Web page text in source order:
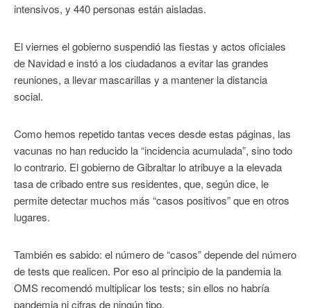
intensivos, y 440 personas están aisladas.
El viernes el gobierno suspendió las fiestas y actos oficiales
de Navidad e instó a los ciudadanos a evitar las grandes
reuniones, a llevar mascarillas y a mantener la distancia
social.
Como hemos repetido tantas veces desde estas páginas, las
vacunas no han reducido la “incidencia acumulada”, sino todo
lo contrario. El gobierno de Gibraltar lo atribuye a la elevada
tasa de cribado entre sus residentes, que, según dice, le
permite detectar muchos más “casos positivos” que en otros
lugares.
También es sabido: el número de “casos” depende del número
de tests que realicen. Por eso al principio de la pandemia la
OMS recomendó multiplicar los tests; sin ellos no habría
pandemia ni cifras de ningún tipo.